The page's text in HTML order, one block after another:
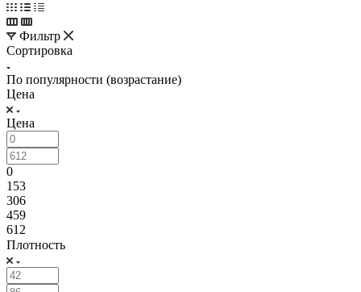
Фильтр
Сортировка
По популярности (возрастание)
Цена
Цена
0
153
306
459
612
Плотность